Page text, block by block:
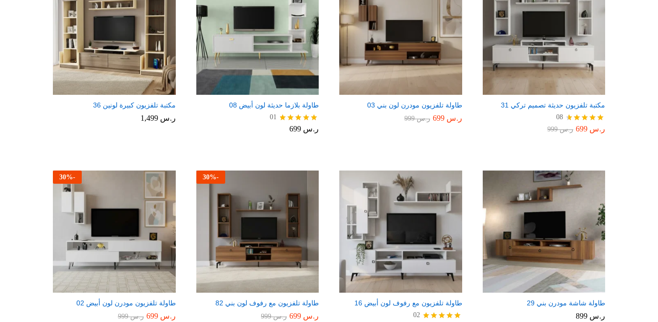
مكتبة تلفزيون حديثة تصميم تركي 31
تم التقييم
08
ر.س ر.س999
طاولة تلفزيون مودرن لون بني 03
ر.س 699 ر.س999
طاولة بلازما حديثة لون أبيض 08
تم التقييم
01
ر.س
مكتبة تلفزيون كبيرة لونين 36
ر.س 1,499
طاولة شاشة مودرن بني 29
ر.س
طاولة تلفزيون مع رفوف لون أبيض 16
02
-
30%
طاولة تلفزيون مع رفوف لون بني 82
ر.س ر.س999
-
30%
طاولة تلفزيون مودرن لون أبيض 02
ر.س 699 ر.س999